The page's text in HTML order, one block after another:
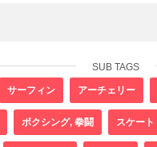
SUB TAGS
サーフィン アーチェリー
ボクシング, 拳闘 スケート